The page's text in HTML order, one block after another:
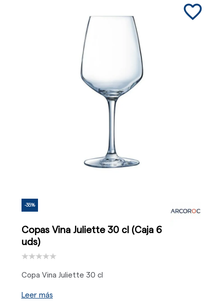
favorite_border
-35%
Copas Vina Juliette 30 cl (Caja 6
uds)
Copa Vina Juliette 30 cl
Leer más